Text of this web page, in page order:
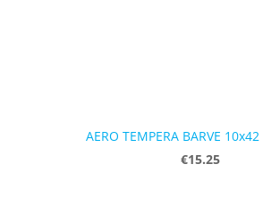
AERO TEMPERA BARVE
€15.25